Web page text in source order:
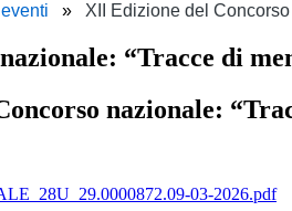
XII Edizione del
“Tracce di
nazionale:
03-2026.pdf